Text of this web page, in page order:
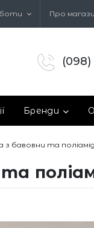
Про
(098)
Бренди
з бавовни та
та